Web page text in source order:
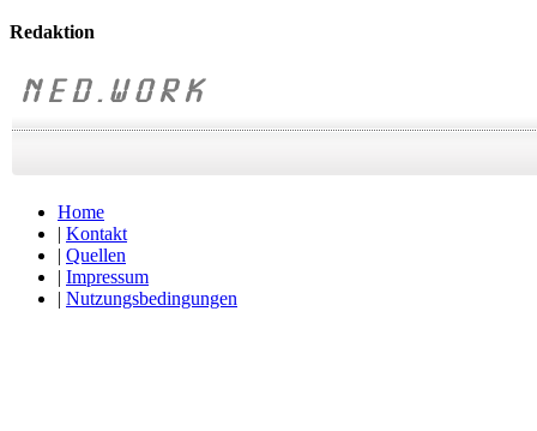
Redaktion
Home
| Kontakt
| Quellen
| Impressum
| Nutzungsbedingungen